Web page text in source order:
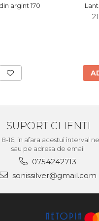
170
SUPORT CLIENTI
16, in afara acestui interval
sau pe adresa de email
0754242713
sonissilver@gmail.com